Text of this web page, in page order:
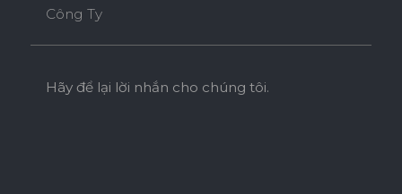
Công Ty
Hãy để lại lời nhắn cho chúng tôi.